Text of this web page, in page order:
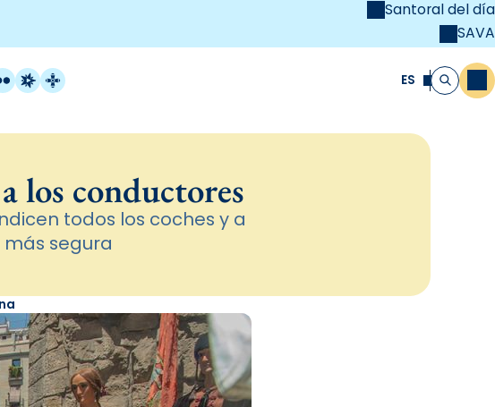
Santoral del día
SAVA
Radio Estel
Catalunya Cristiana ES Buscar
los conductores
todos los coches y a
segura